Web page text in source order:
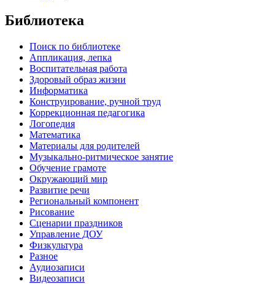
Библиотека
Поиск по библиотеке
Аппликация, лепка
Воспитательная работа
Здоровый образ жизни
Информатика
Конструирование, ручной труд
Коррекционная педагогика
Логопедия
Математика
Материалы для родителей
Музыкально-ритмическое занятие
Обучение грамоте
Окружающий мир
Развитие речи
Региональный компонент
Рисование
Сценарии праздников
Управление ДОУ
Физкультура
Разное
Аудиозаписи
Видеозаписи